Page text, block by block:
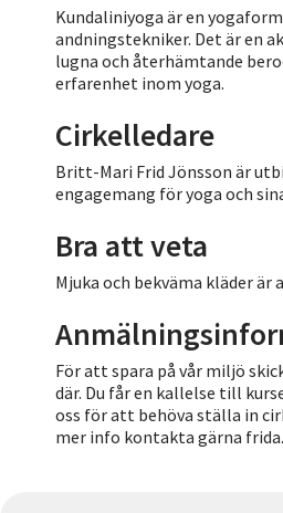
Kundaliniyoga är en
andningstekniker. Det är en
lugna och återhämtande
erfarenhet inom yoga.
Cirkelledare
Britt-Mari Frid Jönsson är
engagemang för yoga och
Bra att veta
Mjuka och bekväma kläder
För att spara på vår miljö
där. Du får en kallelse till
oss för att behöva ställa in
mer info kontakta gärna